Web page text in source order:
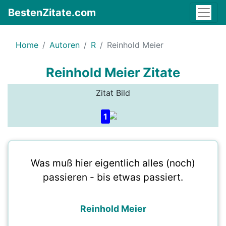
BestenZitate.com
Home Autoren R Reinhold Meier
Reinhold Meier Zitate
Zitat Bild
1
Was muß hier eigentlich alles (noch)
passieren - bis etwas passiert.
Reinhold Meier